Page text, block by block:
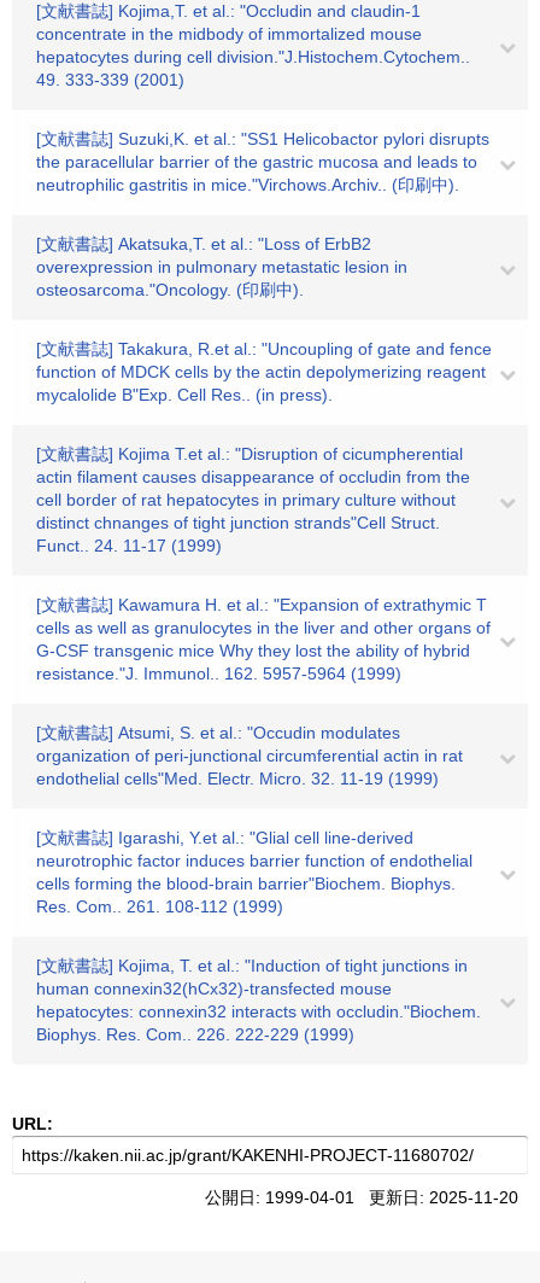
[文献書誌] Kojima,T. et al.: "Occludin and claudin-1
concentrate in the midbody of immortalized mouse
hepatocytes during cell division."J.Histochem.Cytochem..
49. 333-339 (2001)
[文献書誌] Suzuki,K. et al.: "SS1 Helicobactor pylori disrupts
the paracellular barrier of the gastric mucosa and leads to
neutrophilic gastritis in mice."Virchows.Archiv.. (印刷中).
[文献書誌] Akatsuka,T. et al.: "Loss of ErbB2
overexpression in pulmonary metastatic lesion in
osteosarcoma."Oncology. (印刷中).
[文献書誌] Takakura, R.et al.: "Uncoupling of gate and fence
function of MDCK cells by the actin depolymerizing reagent
mycalolide B"Exp. Cell Res.. (in press).
[文献書誌] Kojima T.et al.: "Disruption of cicumpherential
actin filament causes disappearance of occludin from the
cell border of rat hepatocytes in primary culture without
distinct chnanges of tight junction strands"Cell Struct.
Funct.. 24. 11-17 (1999)
[文献書誌] Kawamura H. et al.: "Expansion of extrathymic T
cells as well as granulocytes in the liver and other organs of
G-CSF transgenic mice Why they lost the ability of hybrid
resistance."J. Immunol.. 162. 5957-5964 (1999)
[文献書誌] Atsumi, S. et al.: "Occudin modulates
organization of peri-junctional circumferential actin in rat
endothelial cells"Med. Electr. Micro. 32. 11-19 (1999)
[文献書誌] Igarashi, Y.et al.: "Glial cell line-derived
neurotrophic factor induces barrier function of endothelial
cells forming the blood-brain barrier"Biochem. Biophys.
Res. Com.. 261. 108-112 (1999)
[文献書誌] Kojima, T. et al.: "Induction of tight junctions in
human connexin32(hCx32)-transfected mouse
hepatocytes: connexin32 interacts with occludin."Biochem.
Biophys. Res. Com.. 226. 222-229 (1999)
URL:
公開日: 1999-04-01 更新日: 2025-11-20